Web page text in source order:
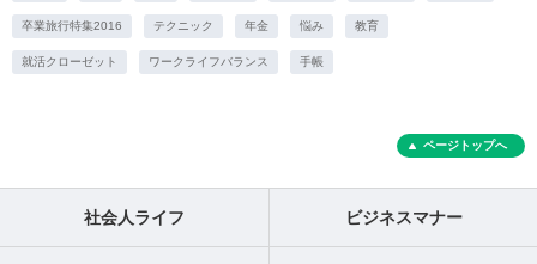
卒業旅行特集2016 テクニック 年金 悩み 教育
就活クローゼット ワークライフバランス 手帳
ページトップへ
社会人ライフ ビジネスマナー